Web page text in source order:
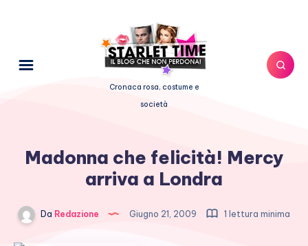
Cronaca rosa, costume e
società
Madonna che felicità! Mercy
arriva a Londra
Da Redazione Giugno 21, 2009 1 lettura minima